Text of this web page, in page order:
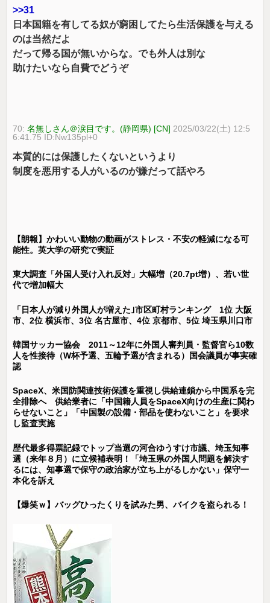
>>31
日本国籍を有してる奴が窮困してたら生活保護を与える
のは当然だよ
だって帰る国が無いからな。でも外人は別な
助けたいなら自費でどうぞ
70:名無しさん＠涙目です。(静岡県) [CN] 2025/03/22(土) 12:5
6:41.75 ID:Nw135pl+0
本質的には保護したくないというより
制度を悪用する人がいるのが嫌だって話やろ
【朗報】かわいい動物の動画がストレス・不安の軽減になる可
能性。英大学の研究で実証
東大調査「外国人受け入れ反対」大幅増（20.7pt増）、若い世
代で増加幅大
「日本人が減り外国人が増えた｣市区町村ランキング 1位 大阪
市、2位 横浜市、3位 名古屋市、4位 京都市、5位 埼玉県川口市
韓国サッカー協会 2011～12年に外国人審判員・監督官ら10数
人を性接待（W杯予選、五輪予選が含まれる）国会議員が事実確
認
SpaceX、米国防関連技術保護を重視し供給連鎖から中国系を完
全排除へ 供給業者に「中国籍人員をSpaceX向けの生産に関わ
らせないこと」「中国製の設備・部品を使わないこと」を要求
し監査実施
歴代最多得票記録でトップ当選の河合ゆうすけ市議、埼玉知事
選（来年８月）に立候補表明！「埼玉県の外国人問題を解決す
るには、知事選で保守の政治家が立ち上がるしかない」保守一
本化を訴え
【爆笑ｗ】バッグひったくりを試みた男、バイクを盗られる！